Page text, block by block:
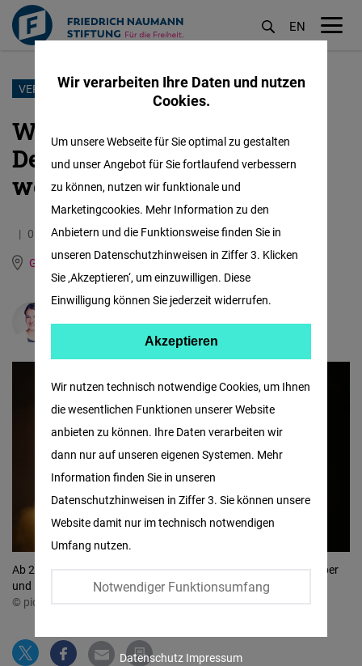
Direkt
Inhalt
EN
VERTEIDIGUNGSPOLITIK
Warum US-Raketen in
Deutschland für mehr, nicht
weniger Sicherheit sorgen
05.08.2024
3.7 Minuten
Global Security Hub (Brüssel)
Theresa Caroline Winter
Ab 2026 sollen in Deutschland sollen wieder US-Marschflugkörper
und Raketen mit größerer Reichweite stationiert werden.
© picture alliance / abaca | ABACA
Wir verarbeiten Ihre Daten und nutzen
Cookies.
Wir nutzen technisch notwendige Cookies, um Ihnen
die wesentlichen Funktionen unserer Website
anbieten zu können. Ihre Daten verarbeiten wir
dann nur auf unseren eigenen Systemen. Mehr
Information finden Sie in unseren
Datenschutzhinweisen in Ziffer 3. Sie können unsere
Website damit nur im technisch notwendigen
Umfang nutzen.
Notwendiger Funktionsumfang
Um unsere Webseite für Sie optimal zu gestalten
und unser Angebot für Sie fortlaufend verbessern
zu können, nutzen wir funktionale und
Marketingcookies. Mehr Information zu den
Anbietern und die Funktionsweise finden Sie in
unseren Datenschutzhinweisen in Ziffer 3. Klicken
Sie ‚Akzeptieren‘, um einzuwilligen. Diese
Einwilligung können Sie jederzeit widerrufen.
Facebook
Embed
Twitter
Embed
Instagram
Embed
Akzeptieren
Datenschutz Impressum